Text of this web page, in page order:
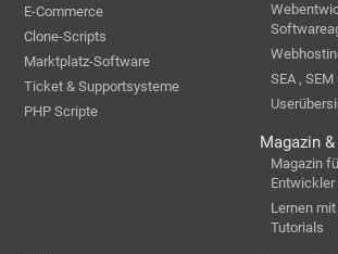
E-Commerce
Clone-Scripts
Marktplatz-Software
Ticket & Supportsysteme
PHP Scripte
SEA ,
Magazin
Magazin
Entwickler
Lernen
Tutorials